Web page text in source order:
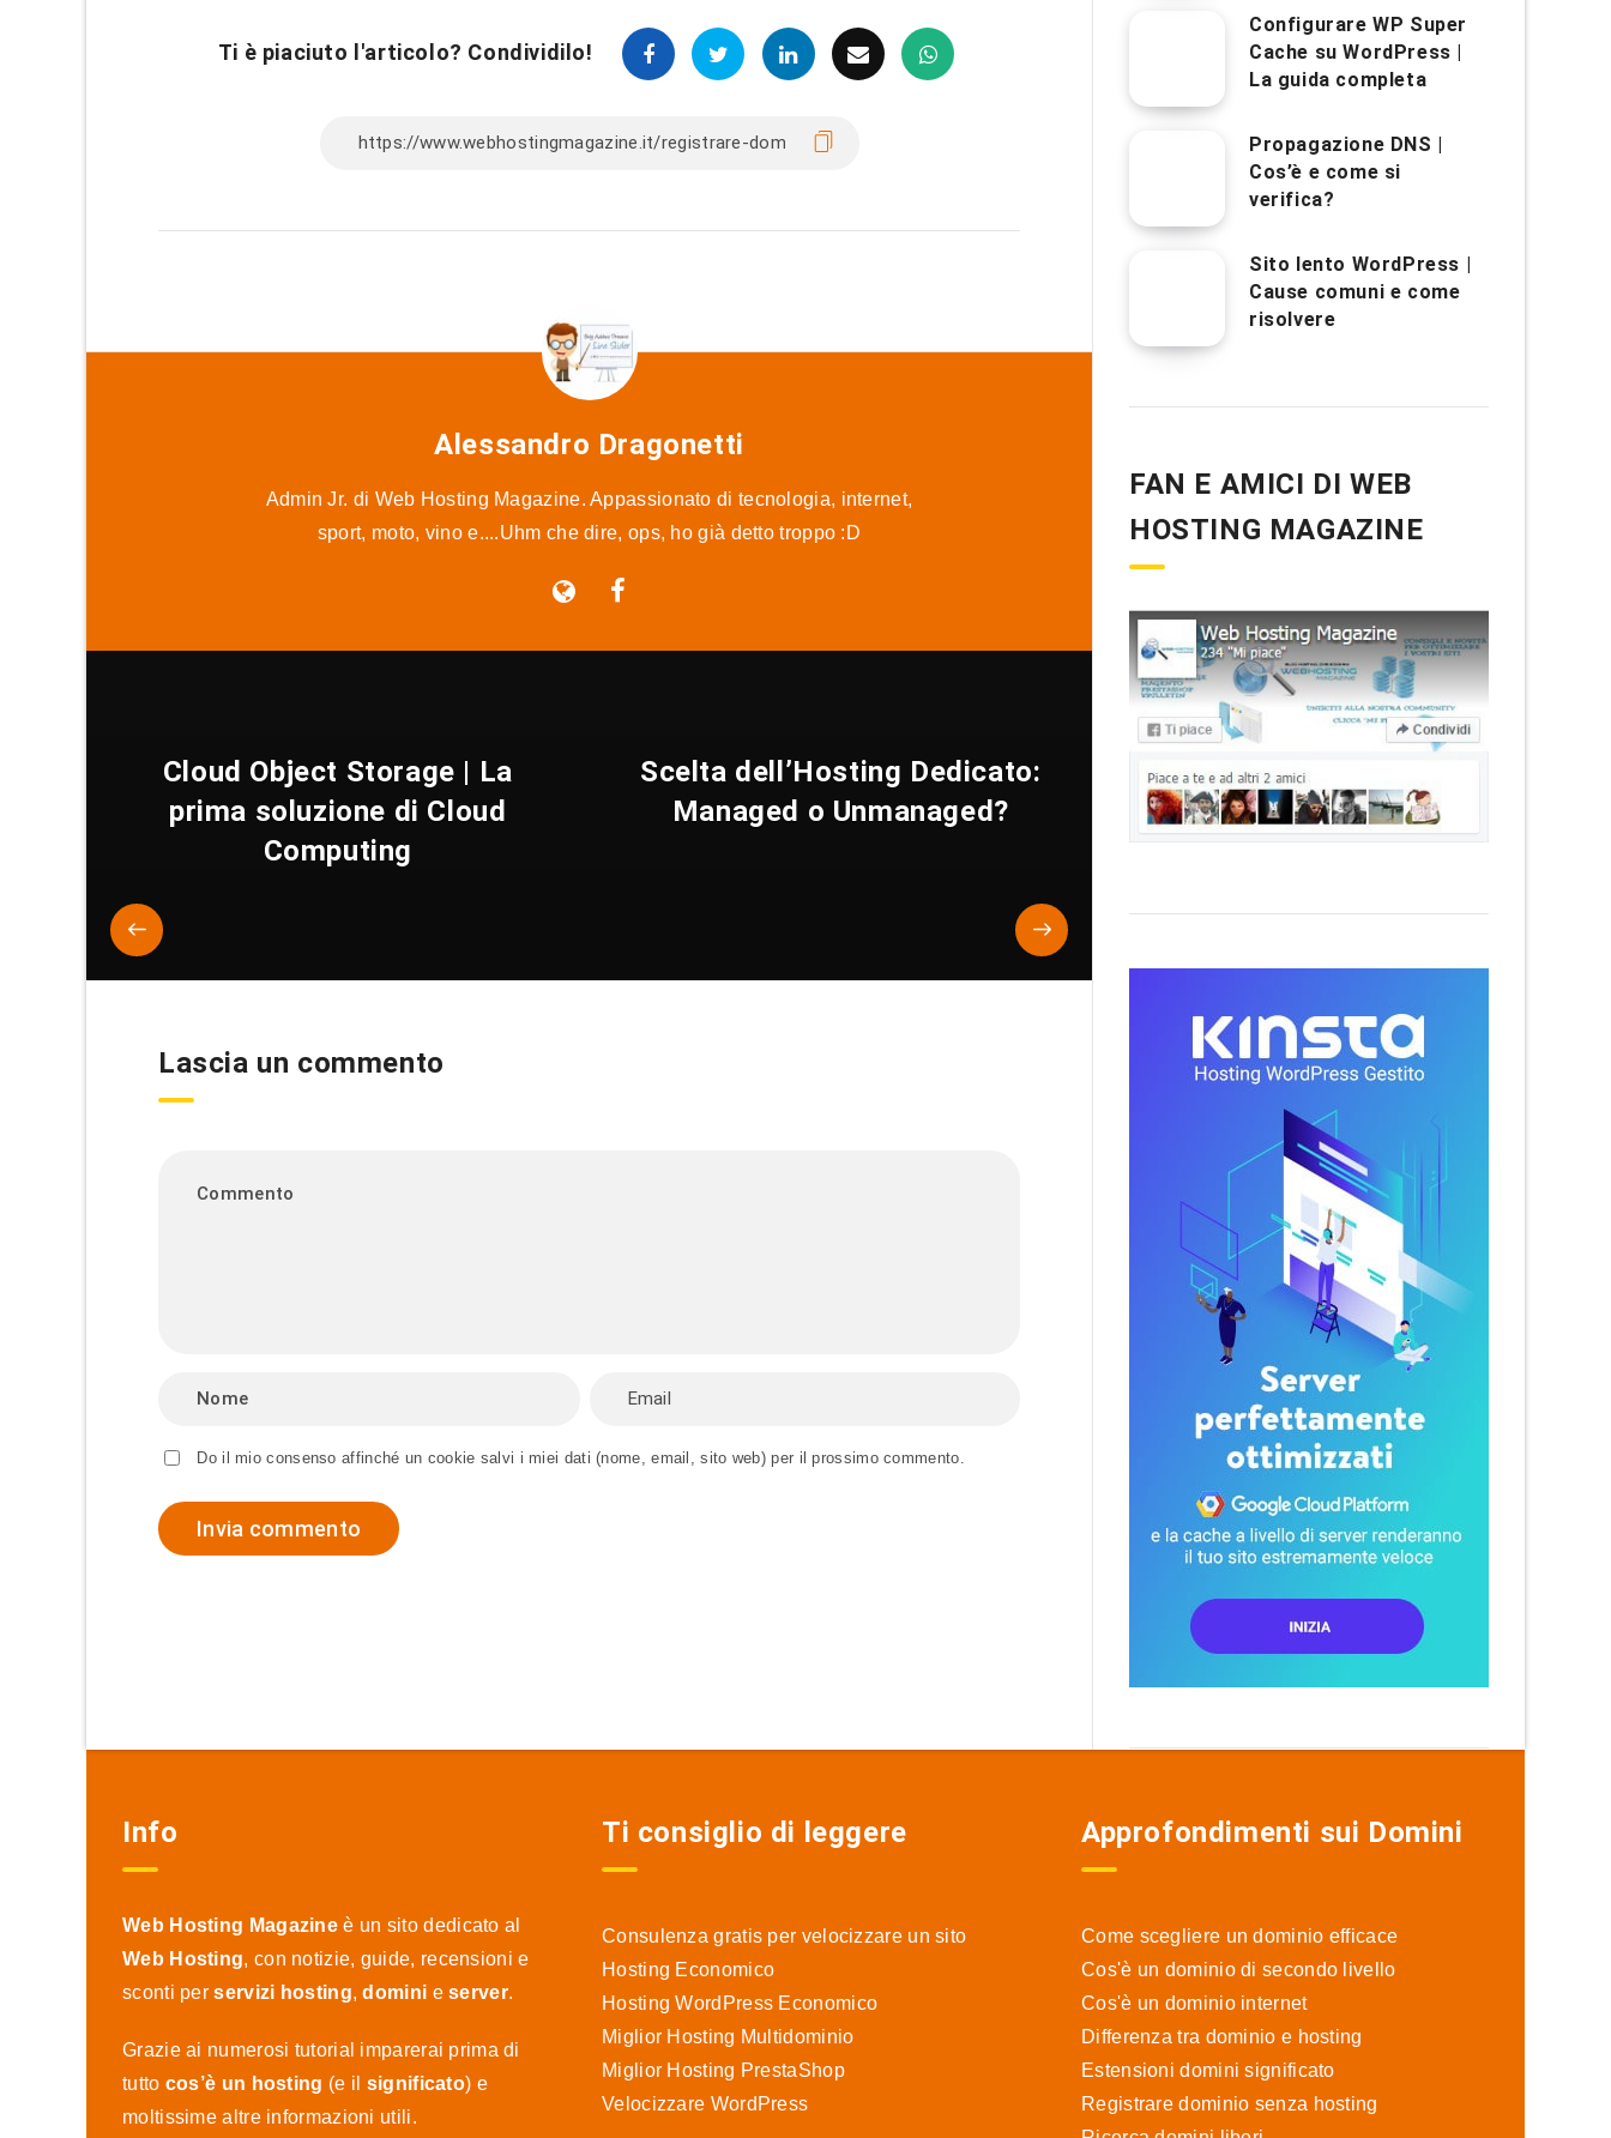
Ti è piaciuto l'articolo? Condividilo!
Alessandro Dragonetti
Admin Jr. di Web Hosting Magazine. Appassionato di tecnologia, internet,
sport, moto, vino e....Uhm che dire, ops, ho già detto troppo :D
Cloud Object Storage | La
prima soluzione di Cloud
Computing
Scelta dell’Hosting Dedicato:
Managed o Unmanaged?
Lascia un commento
Do il mio consenso affinché un cookie salvi i miei dati (nome, email, sito web) per il prossimo commento.
Configurare WP Super
Cache su WordPress |
La guida completa
Propagazione DNS |
Cos’è e come si
verifica?
Sito lento WordPress |
Cause comuni e come
risolvere
FAN E AMICI DI WEB
HOSTING MAGAZINE
Info
Web Hosting Magazine è un sito dedicato al
Web Hosting, con notizie, guide, recensioni e
sconti perservizi hosting,domini eserver.
Grazie ai numerosi tutorial imparerai prima di
tutto cos’è un hosting (e il significato) e
moltissime altre informazioni utili.
Ti consiglio di leggere
Consulenza gratis per velocizzare un sito
Hosting Economico
Hosting WordPress Economico
Miglior Hosting Multidominio
Miglior Hosting PrestaShop
Velocizzare WordPress
Approfondimenti sui Domini
Come scegliere un dominio efficace
Cos'è un dominio di secondo livello
Cos'è un dominio internet
Differenza tra dominio e hosting
Estensioni domini significato
Registrare dominio senza hosting